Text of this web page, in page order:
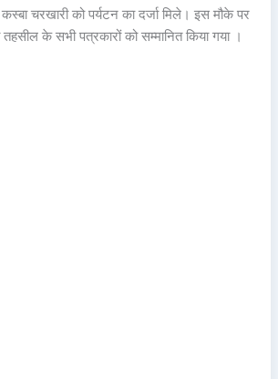
चरखारी को पर्यटन का दर्जा मिले। इस मौके पर
तहसील के सभी पत्रकारों को सम्मानित किया गया ।